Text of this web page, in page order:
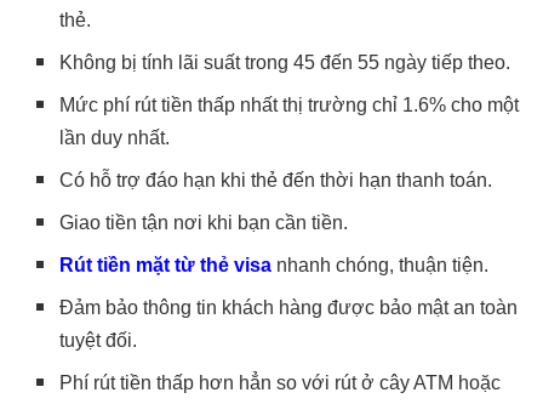
thẻ.
Không bị tính lãi suất trong 45 đến 55 ngày tiếp theo.
Mức phí rút tiền thấp nhất thị trường chỉ 1.6% cho một
lần duy nhất.
Có hỗ trợ đáo hạn khi thẻ đến thời hạn thanh toán.
Giao tiền tận nơi khi bạn cần tiền.
Rút tiền mặt từ thẻ visa nhanh chóng, thuận tiện.
Đảm bảo thông tin khách hàng được bảo mật an toàn
tuyệt đối.
Phí rút tiền thấp hơn hẳn so với rút ở cây ATM hoặc